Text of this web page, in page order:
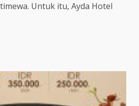
Untuk itu, Ayda Hotel